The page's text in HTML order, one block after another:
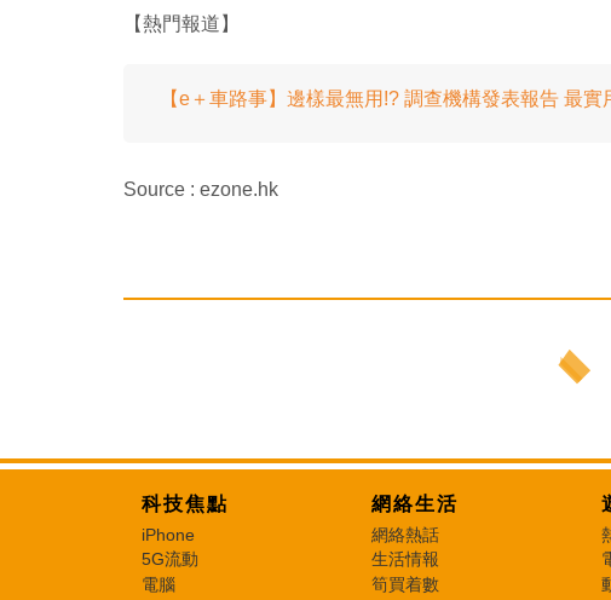
【熱門報道】
【e＋車路事】邊樣最無用!? 調查機構發表報告 最
Source : ezone.hk
科技焦點
iPhone
5G流動
電腦
網絡生活
網絡熱話
生活情報
筍買着數